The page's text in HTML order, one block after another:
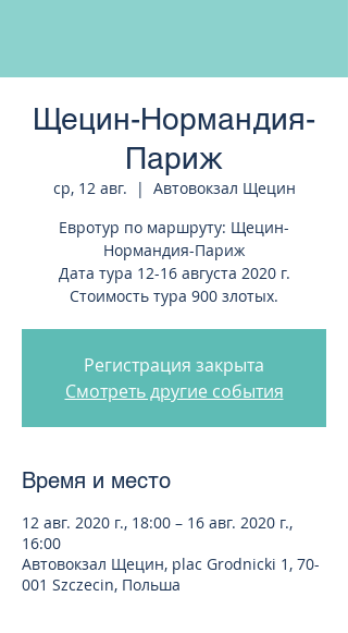
Щецин-Нормандия-
Париж
ср, 12 авг.
  |
Автовокзал Щецин
Евротур по маршруту: Щецин-
Нормандия-Париж
Дата тура 12-16 августа 2020 г.
Стоимость тура 900 злотых.
Регистрация закрыта
Смотреть другие события
Время и место
12 авг. 2020 г., 18:00 – 16 авг. 2020 г.,
16:00
Автовокзал Щецин, plac Grodnicki 1, 70-
001 Szczecin, Польша